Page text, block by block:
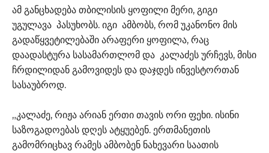
ამ განცხადება თბილისის ყოფილი მერი, გიგი
უგულავა პასუხობს. იგი ამბობს, რომ უკანონო მის
გადაწყვეტილებაში არაფერი ყოფილა, რაც
დაადასტურა სასამართლომ და კალაძეს ურჩევს, მისი
ჩრდილიდან გამოვიდეს და დაჯდეს ინვესტორთან
სასაუბროდ.
„კალაძე, რიჟა არიან ერთი თავის ორი ფეხი. ისინი
საზოგადოებას დღეს ატყუებენ. ერთმანეთის
გამომრიცხავ რამეს ამბობენ ნახევარი საათის